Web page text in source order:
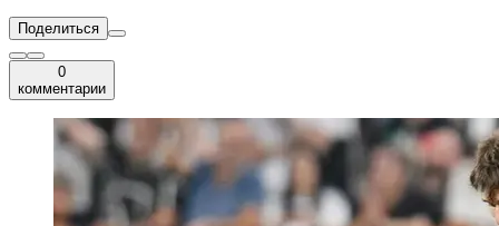
Поделиться
0
комментарии